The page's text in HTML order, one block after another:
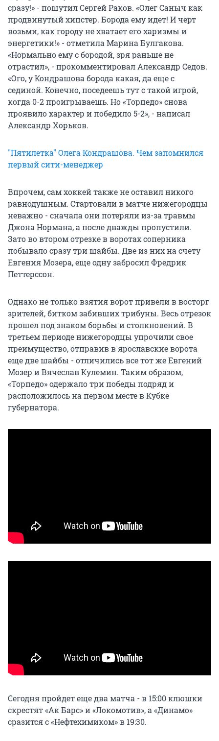
сразу!» - пошутил Сергей Раков. «Олег Саныч как
продвинутый хипстер. Борода ему идет! И черт
возьми, как городу не хватает его харизмы и
энергетики!» - отметила Марина Булгакова.
«Нормально ему с бородой, зря раньше не
отрастил», - прокомментировал Александр Седов.
«Ого, у Кондрашова борода какая, да еще с
сединой. Конечно, поседеешь тут с такой игрой,
когда 0-2 проигрываешь. Но «Торпедо» снова
проявило характер и победило 5-2», - написал
Александр Хорьков.
"Пятилетка" Олега Кондрашова. Чем запомнился
первый сити-менеджер
Впрочем, сам хоккей также не оставил никого
равнодушным. Стартовали в матче нижегородцы
неважно - сначала они потеряли из-за травмы
Джона Нормана, а после дважды пропустили.
Зато во втором отрезке в воротах соперника
побывало сразу три шайбы. Две из них на счету
Евгения Мозера, еще одну забросил Фредрик
Петтерссон.
Однако не только взятия ворот привели в восторг
зрителей, битком забивших трибуны. Весь отрезок
прошел под знаком борьбы и столкновений. В
третьем периоде нижегородцы упрочили свое
преимущество, отправив в ярославские ворота
еще две шайбы - отличились все тот же Евгений
Мозер и Вячеслав Кулемин. Таким образом,
«Торпедо» одержало три победы подряд и
расположилось на первом месте в Кубке
губернатора.
Сегодня пройдет еще два матча - в 15:00 клюшки
скрестят «Ак Барс» и «Локомотив», а «Динамо»
сразится с «Нефтехимиком» в 19:30.